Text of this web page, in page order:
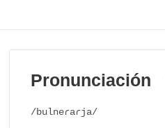
Pronunciación
/bulneɾaɾja/